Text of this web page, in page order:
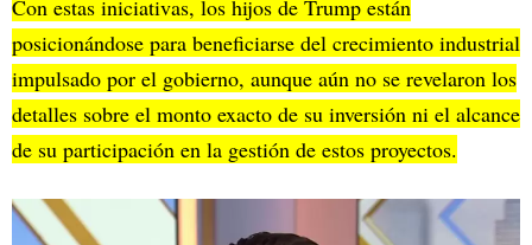
Con estas iniciativas, los hijos de Trump están
posicionándose para beneficiarse del crecimiento industrial
impulsado por el gobierno, aunque aún no se revelaron los
detalles sobre el monto exacto de su inversión ni el alcance
de su participación en la gestión de estos proyectos.